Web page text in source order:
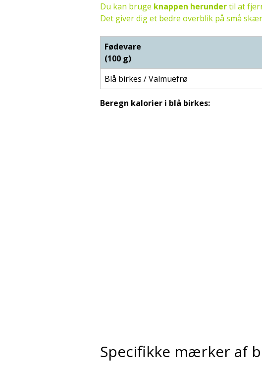
Du kan bruge knappen herundertil at
Det giver dig et bedre overblik på små
Fødevare
(100 g)
Blå birkes / Valmuefrø
Beregn kalorier i blå birkes:
Specifikke mærker af